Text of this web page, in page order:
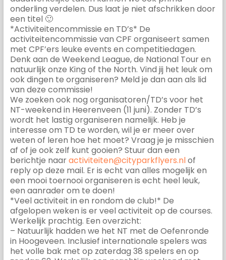
onderling verdelen. Dus laat je niet afschrikken door
een titel 🙂
*Activiteitencommissie en TD’s* De
activiteitencommissie van CPF organiseert samen
met CPF’ers leuke events en competitiedagen.
Denk aan de Weekend League, de National Tour en
natuurlijk onze King of the North. Vind jij het leuk om
ook dingen te organiseren? Meld je dan aan als lid
van deze commissie!
We zoeken ook nog organisatoren/TD’s voor het
NT-weekend in Heerenveen (11 juni). Zonder TD’s
wordt het lastig organiseren namelijk. Heb je
interesse om TD te worden, wil je er meer over
weten of leren hoe het moet? Vraag je je misschien
af of je ook zelf kunt gooien? Stuur dan een
berichtje naaractiviteiten@cityparkflyers.nlof
reply op deze mail. Er is echt van alles mogelijk en
een mooi toernooi organiseren is echt heel leuk,
een aanrader om te doen!
*Veel activiteit in en rondom de club!* De
afgelopen weken is er veel activiteit op de courses.
Werkelijk prachtig. Een overzicht:
– Natuurlijk hadden we het NT met de Oefenronde
in Hoogeveen. Inclusief internationale spelers was
het volle bak met op zaterdag 38 spelers en op